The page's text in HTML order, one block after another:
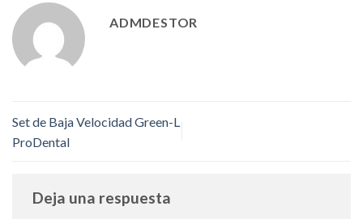
ADMDESTOR
Set de Baja Velocidad Green-L
ProDental
Deja una respuesta